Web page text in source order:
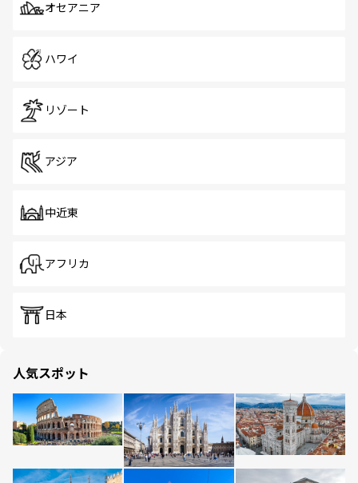
オセアニア
ハワイ
リゾート
アジア
中近東
アフリカ
日本
人気スポット